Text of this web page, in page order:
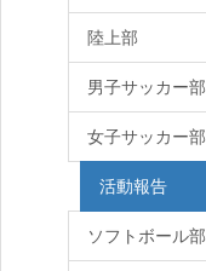
陸上部
男子サッカー部
女子サッカー部
活動報告
ソフトボール部